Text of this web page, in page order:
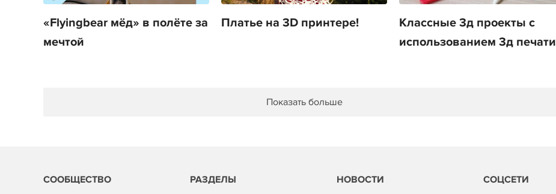
«Flyingbear мёд» в полёте за
мечтой
Платье на 3D принтере!
Классные 3д проекты с
использованием 3д печати
Показать больше
СООБЩЕСТВО РАЗДЕЛЫ НОВОСТИ СОЦСЕТИ